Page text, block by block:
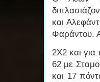
και
Φαράντου.
2Χ2 και για
62 με
και 17